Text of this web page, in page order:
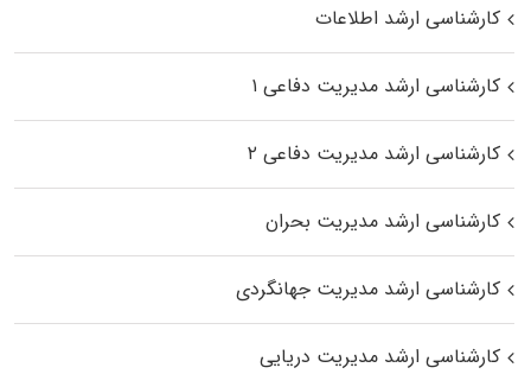
کارشناسی ارشد اطلاعات
کارشناسی ارشد مدیریت دفاعی ۱
کارشناسی ارشد مدیریت دفاعی ۲
کارشناسی ارشد مدیریت بحران
کارشناسی ارشد مدیریت جهانگردی
کارشناسی ارشد مدیریت دریایی